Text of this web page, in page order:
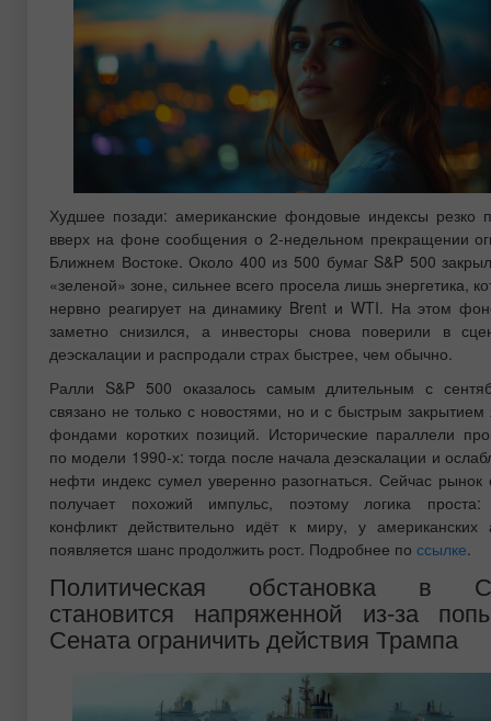
Худшее позади: американские фондовые индексы резко
вверх на фоне сообщения о 2-недельном прекращении
Ближнем Востоке. Около 400 из 500 бумаг S&P 500
«зеленой» зоне, сильнее всего просела лишь энергетика,
нервно реагирует на динамику Brent и WTI. На этом
заметно снизился, а инвесторы снова поверили в
деэскалации и распродали страх быстрее, чем обычно.
Ралли S&P 500 оказалось самым длительным с
связано не только с новостями, но и с быстрым закрытием
фондами коротких позиций. Исторические параллели
по модели 1990-х: тогда после начала деэскалации и
нефти индекс сумел уверенно разогнаться. Сейчас рынок
получает похожий импульс, поэтому логика проста:
конфликт действительно идёт к миру, у американских
появляется шанс продолжить рост. Подробнее по ссылке.
Политическая обстановка в
становится напряженной из-за
Сената ограничить действия Трампа